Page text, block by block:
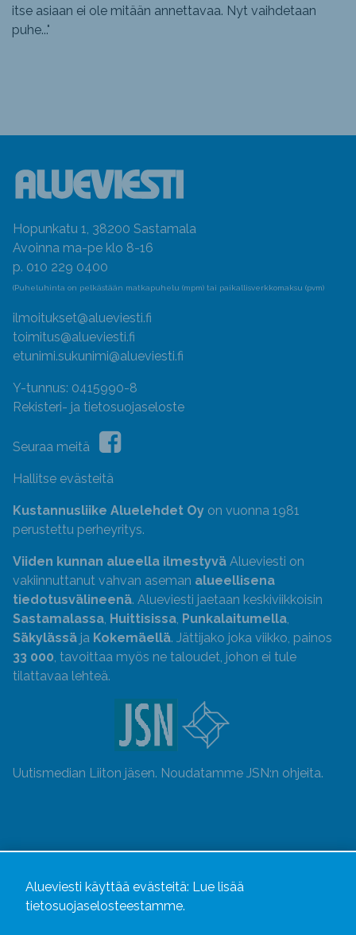
itse asiaan ei ole mitään annettavaa. Nyt vaihdetaan
puhe..."
Hopunkatu 1, 38200 Sastamala
Avoinna ma-pe klo 8-16
p. 010 229 0400
(Puheluhinta on pelkästään matkapuhelu (mpm) tai paikallisverkkomaksu (pvm)
ilmoitukset@alueviesti.fi
toimitus@alueviesti.fi
etunimi.sukunimi@alueviesti.fi
Y-tunnus: 0415990-8
Rekisteri- ja tietosuojaseloste
Seuraa meitä
Hallitse evästeitä
Kustannusliike Aluelehdet Oy on vuonna 1981
perustettu perheyritys.
Viiden kunnan alueella ilmestyvä Alueviesti on
vakiinnuttanut vahvan aseman alueellisena
tiedotusvälineenä. Alueviesti jaetaan keskiviikkoisin
Sastamalassa Huittisissa Punkalaitumella
Säkylässä ja Kokemäellä. Jättijako joka viikko, painos
33 000 , tavoittaa myös ne taloudet, johon ei tule
tilattavaa lehteä.
Uutismedian Liiton jäsen. Noudatamme JSN:n ohjeita.
Alueviesti käyttää evästeitä: Lue lisää
tietosuojaselosteestamme.